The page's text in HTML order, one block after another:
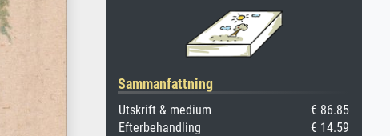
Sammanfattning
Utskrift & medium
€ 86.85
Efterbehandling
€ 14.59